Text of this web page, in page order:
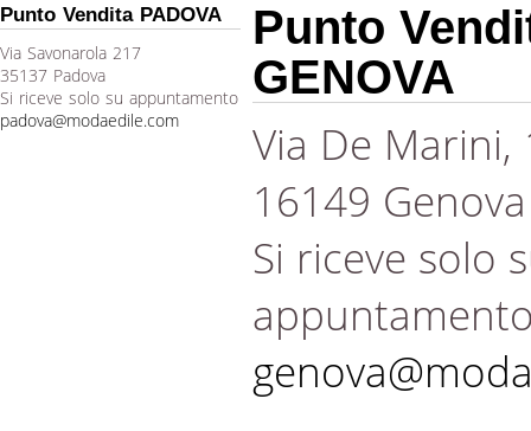
Punto Vendita PADOVA
Via Savonarola 217
35137 Padova
Si riceve solo su appuntamento
padova@modaedile.com
Punto
GENOVA
Via De Marini,
16149 Genova
Si riceve solo